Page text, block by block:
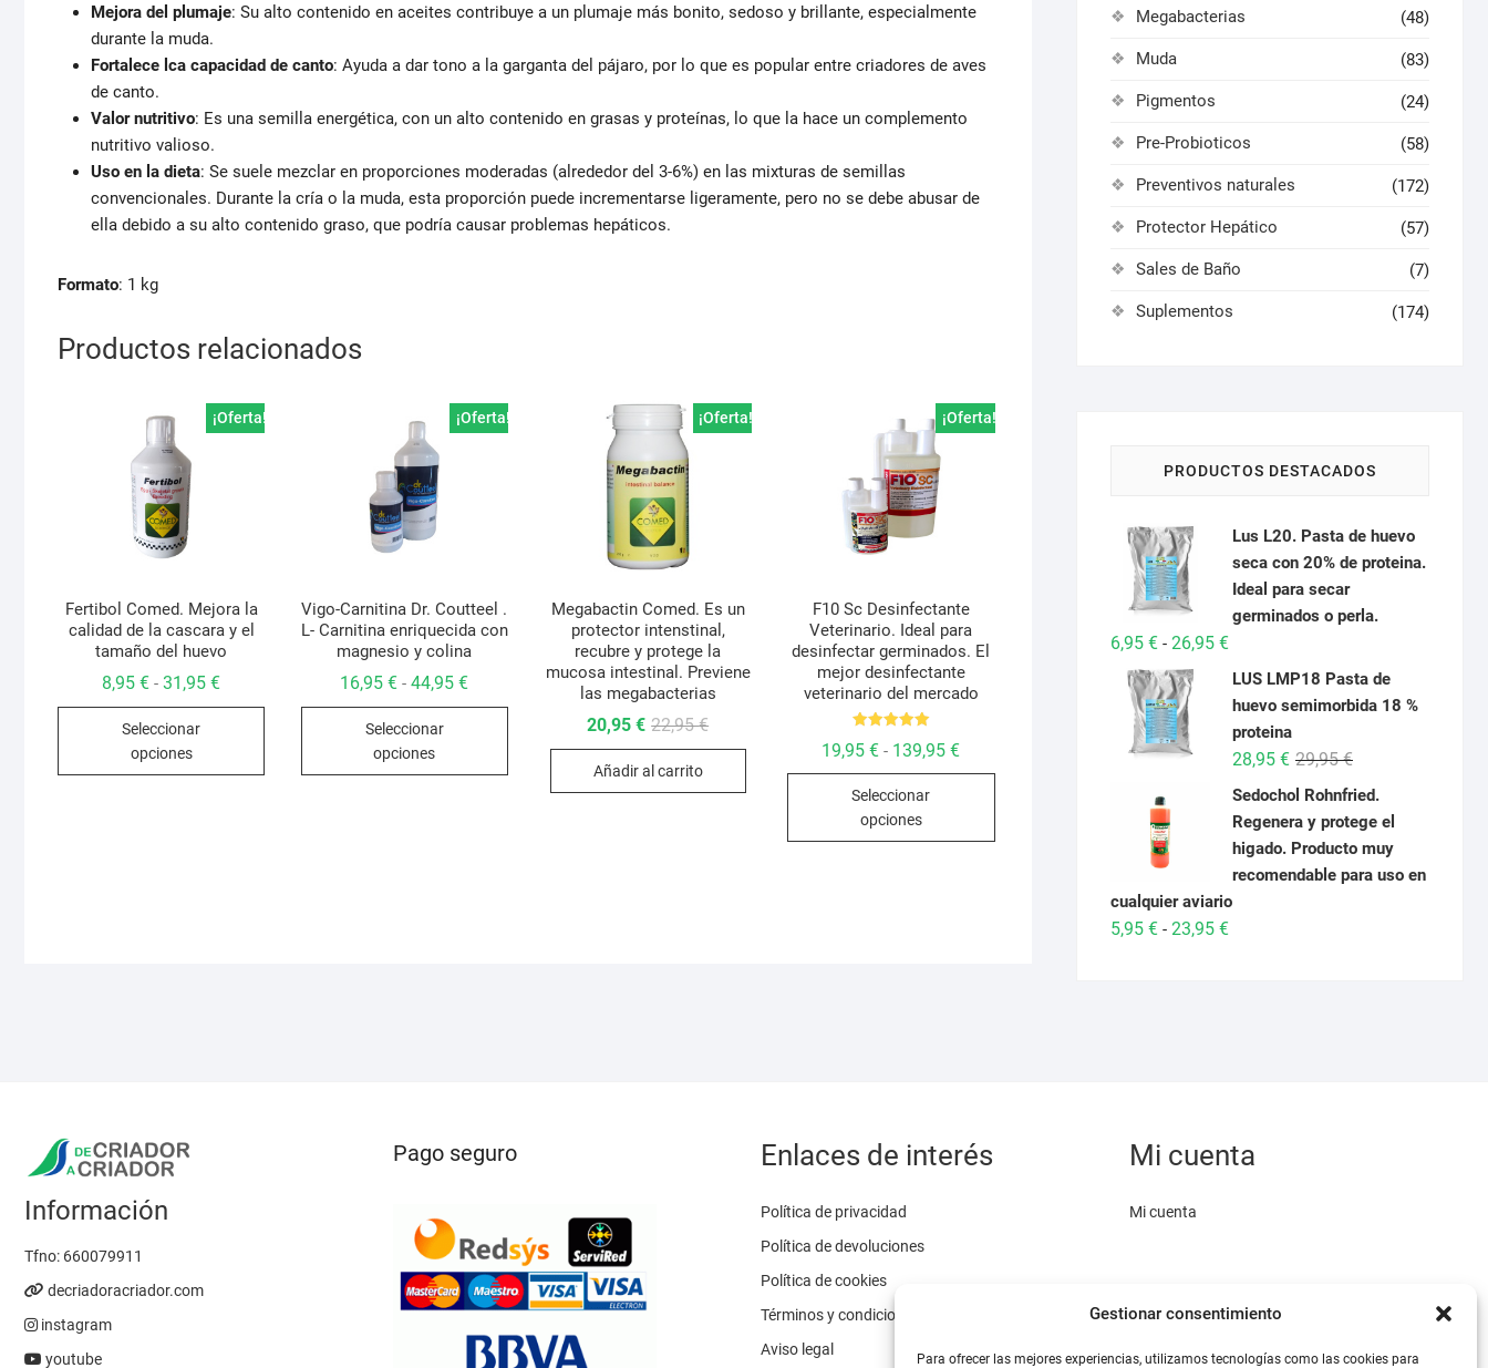
Gestionar consentimiento
Para ofrecer las mejores experiencias, utilizamos tecnologías como las cookies para
Mejora del plumaje: Su alto contenido en aceites contribuye a un plumaje más bonito, sedoso y brillante, especialmente
durante la muda.
Fortalece lca capacidad de canto: Ayuda a dar tono a la garganta del pájaro, por lo que es popular entre criadores de aves
de canto.
Valor nutritivo: Es una semilla energética, con un alto contenido en grasas y proteínas, lo que la hace un complemento
nutritivo valioso.
Uso en la dieta: Se suele mezclar en proporciones moderadas (alrededor del 3-6%) en las mixturas de semillas
convencionales. Durante la cría o la muda, esta proporción puede incrementarse ligeramente, pero no se debe abusar de
ella debido a su alto contenido graso, que podría causar problemas hepáticos.
Formato: 1 kg
Productos relacionados
¡Oferta!
Fertibol Comed. Mejora la
calidad de la cascara y el
tamaño del huevo
8,95€ - 31,95€Rango
precios:
31,95 €
Seleccionar
opciones
Este
¡Oferta!
Vigo-Carnitina Dr. Coutteel .
L- Carnitina enriquecida con
magnesio y colina
16,95€ - 44,95€Rango
precios:
44,95 €
Seleccionar
opciones
Este
múltiples
¡Oferta!
Megabactin Comed. Es un
protector intenstinal,
recubre y protege la
mucosa intestinal. Previene
las megabacterias
22,95€El
original
22,95 €.
20,95€
El
actual
20,95 €.
Añadir al carrito
¡Oferta!
F10 Sc Desinfectante
Veterinario. Ideal para
desinfectar germinados. El
mejor desinfectante
veterinario del mercado
con
19,95€ - 139,95€Rango
139,95 €
Seleccionar
opciones
Este
Megabacterias (48)
Muda (83)
Pigmentos (24)
Pre-Probioticos (58)
Preventivos naturales (172)
Protector Hepático (57)
Sales de Baño (7)
Suplementos (174)
PRODUCTOS DESTACADOS
Lus L20. Pasta de huevo
seca con 20% de proteina.
Ideal para secar
germinados o perla.
6,95 € - 26,95 €Rango
de
precios:
desde
6,95 €
hasta
26,95 €
LUS LMP18 Pasta de
huevo semimorbida 18 %
proteina
29,95€El
precio
original
era:
29,95 €.
28,95 €
El
precio
actual
es:
28,95 €.
Sedochol Rohnfried.
Regenera y protege el
higado. Producto muy
recomendable para uso en
cualquier aviario
5,95 € - 23,95 €Rango
Información
Tfno: 660079911
decriadoracriador.com
instagram
youtube
Pago seguro Enlaces de interés
Política de privacidad
Política de devoluciones
Política de cookies
Términos y condiciones
Aviso legal
Mi cuenta
Mi cuenta